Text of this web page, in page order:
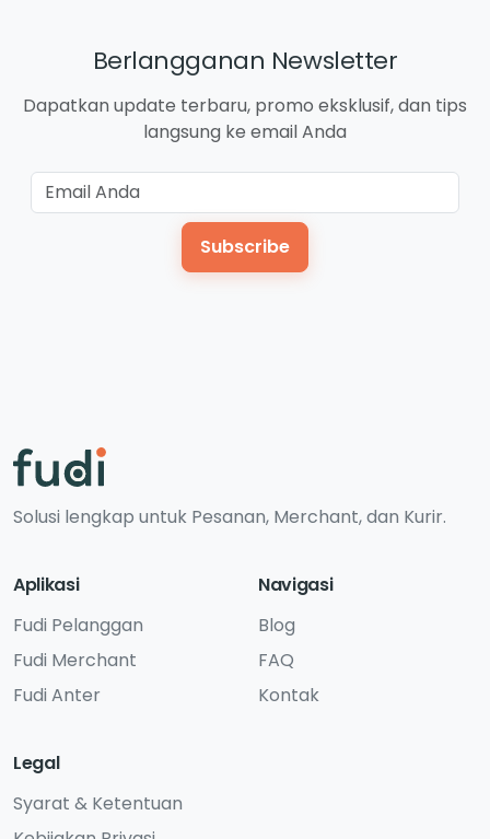
Berlangganan Newsletter
Dapatkan update terbaru, promo eksklusif, dan tips
langsung ke email Anda
Subscribe
Solusi lengkap untuk Pesanan, Merchant, dan Kurir.
Aplikasi
Fudi Pelanggan
Fudi Merchant
Fudi Anter
Navigasi
Blog
FAQ
Kontak
Legal
Syarat & Ketentuan